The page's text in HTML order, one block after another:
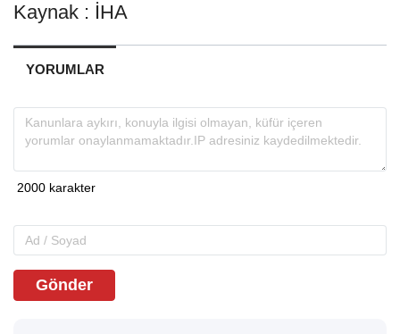
Kaynak : İHA
YORUMLAR
Gönder